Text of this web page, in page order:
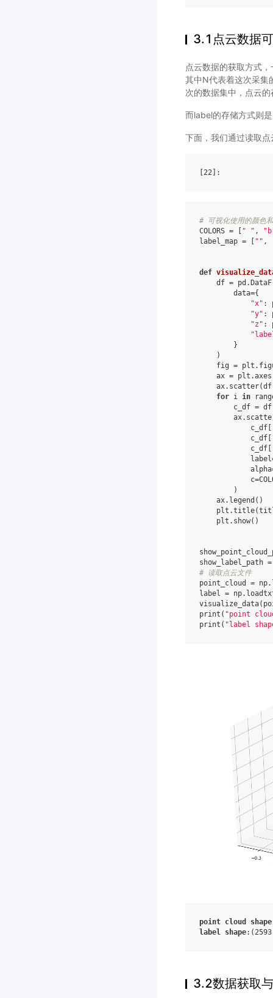
3.1点云数据
点云数据的获取方式
其中N代表着这次采集
次的数据集中，点云
而label的存储方式则
下面，我们通过读取
[22]
# 可视化使用的颜色
COLORS = " " ,
label_map = "" ,
def
df = pd .
data={
"x" :
"y" :
"z" :
}
)
fig = plt .
ax = plt .axes
ax. scatter(df
for i in
c_df = df
ax.
c_df
c_df
c_df
label
alpha
c=
)
ax. legend ()
plt .title(
plt . show()
show_label_path =
# 读取点云文件
point_cloud
= np.
label = np.
visualize_data(
print ( "point
print ( "label
point cloud shape
label shape:(2593
3.2数据获取